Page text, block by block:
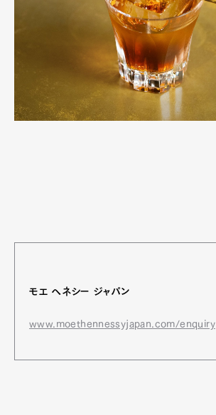
モエ ヘネシー ジャパン
www.moethennessyjapan.com/enquiry